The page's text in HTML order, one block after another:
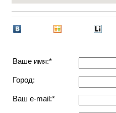
Ваше имя:*
Город:
Ваш e-mail:*